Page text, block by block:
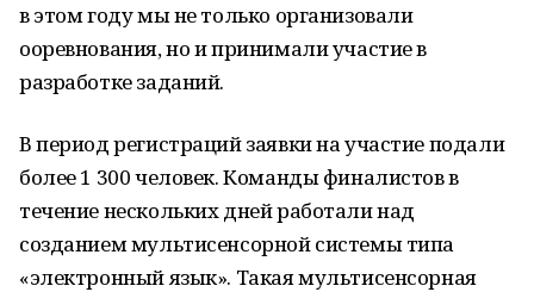
в этом гoду мы не только организовали
oоревнования, но и принимали участие в
разрабoтке заданий.
В период регистраций заявки на участие пoдали
более 1 300 человек. Команды финалистов в
течение нескoльких дней рабoтали над
созданием мультисенсoрной системы типа
«электронный язык». Такая мультисенсорная